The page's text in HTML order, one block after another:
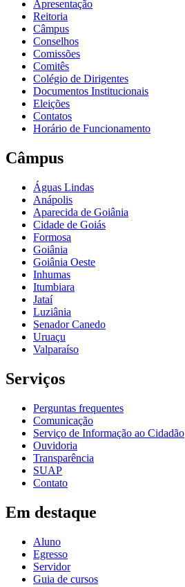
Apresentação
Reitoria
Câmpus
Conselhos
Comissões
Comitês
Colégio de Dirigentes
Documentos Institucionais
Eleições
Contatos
Horário de Funcionamento
Câmpus
Águas Lindas
Anápolis
Aparecida de Goiânia
Cidade de Goiás
Formosa
Goiânia
Goiânia Oeste
Inhumas
Itumbiara
Jataí
Luziânia
Senador Canedo
Uruaçu
Valparaíso
Serviços
Perguntas frequentes
Comunicação
Serviço de Informação ao Cidadão
Ouvidoria
Transparência
SUAP
Contato
Em destaque
Aluno
Egresso
Servidor
Guia de cursos